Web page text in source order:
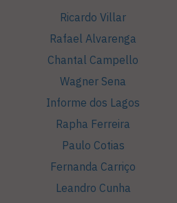
Ricardo Villar
Rafael Alvarenga
Chantal Campello
Wagner Sena
Informe dos Lagos
Rapha Ferreira
Paulo Cotias
Fernanda Carriço
Leandro Cunha